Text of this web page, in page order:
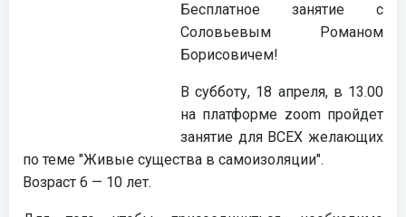
Бесплатное занятие с
Соловьевым Романом
Борисовичем!
В субботу, 18 апреля, в 13.00
на платформе zoom пройдет
занятие для ВСЕХ желающих
по теме "Живые существа в самоизоляции".
Возраст 6 — 10 лет.